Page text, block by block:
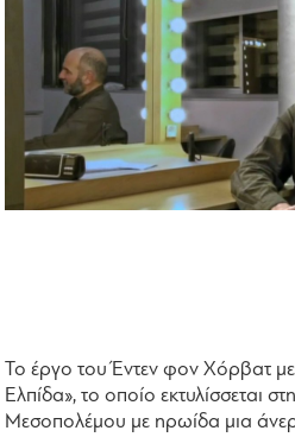
Το έργο του Έντεν φον Χόρβατ με
Ελπίδα», το οποίο εκτυλίσσεται
Μεσοπολέμου με ηρωίδα μια